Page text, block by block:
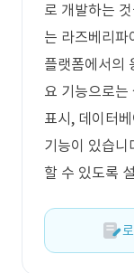
로 개발하는
는 라즈베리
플랫폼에서의
요 기능으로는
표시, 데이터
기능이 있습니
할 수 있도록